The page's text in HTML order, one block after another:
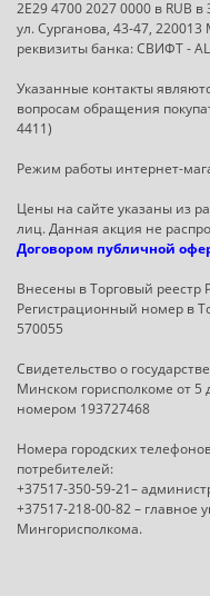
2E29 4700 2027 0000 в RUB
ул. Сурганова, 43-47,
реквизиты банка: СВИФТ -
Указанные контакты
вопросам обращения
4411)
Режим работы интернет-
Цены на сайте указаны из
лиц. Данная акция не
Договором публичной
Внесены в Торговый реестр
Регистрационный номер в
570055
Свидетельство о
Минском горисполкоме от 5
номером 193727468
Номера городских
потребителей:
+37517-350-59-21–
+37517-218-00-82 – главное
Мингорисполкома.